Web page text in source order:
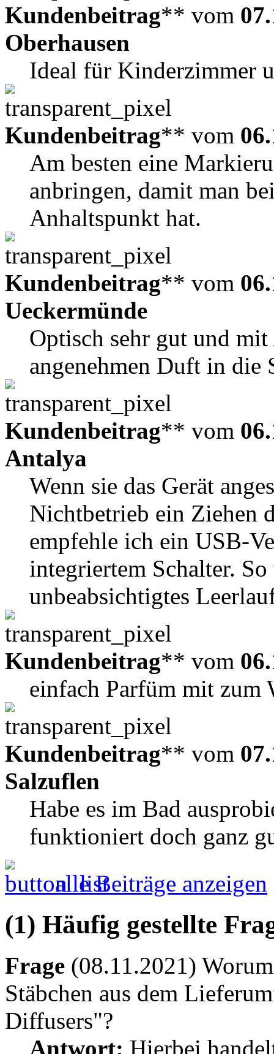
Kundenbeitrag** vom
Oberhausen
Ideal für Kinderzimmer
Kundenbeitrag** vom
Am besten eine
anbringen, damit man
Anhaltspunkt hat.
Kundenbeitrag** vom
Ueckermünde
Optisch sehr gut und
angenehmen Duft in die
Kundenbeitrag** vom
Antalya
Wenn sie das Gerät
Nichtbetrieb ein Ziehen
empfehle ich ein USB-
integriertem Schalter.
unbeabsichtigtes
Kundenbeitrag** vom
einfach Parfüm mit zum
Kundenbeitrag** vom
Salzuflen
Habe es im Bad
funktioniert doch ganz
alle Beiträge anzeigen
(1) Häufig gestellte
Frage (08.11.2021)
Stäbchen aus dem
Diffusers"?
Antwort: Hierbei